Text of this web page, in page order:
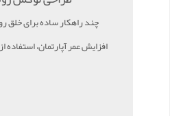
چند راهکار ساده برای خلق
افزایش عمر آپارتمان، استفاده